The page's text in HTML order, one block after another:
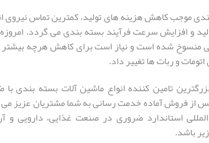
موجب کاهش هزینه های تولید، کمترین تماس نیروی
و افزایش سرعت فرآیند بسته بندی می گردد.
منسوخ شده است و نیاز است برای کاهش هرچه بیشتر
و ربات ها تغییر داد.
تامین کننده انواع ماشین آلات بسته بندی با
کالا و 5 سال خدمات پس از فروش آماده خدمت رسانی به شما مشتریان عزیز
استاندارد ضروری در صنعت غذایی، دارویی و
باشد.